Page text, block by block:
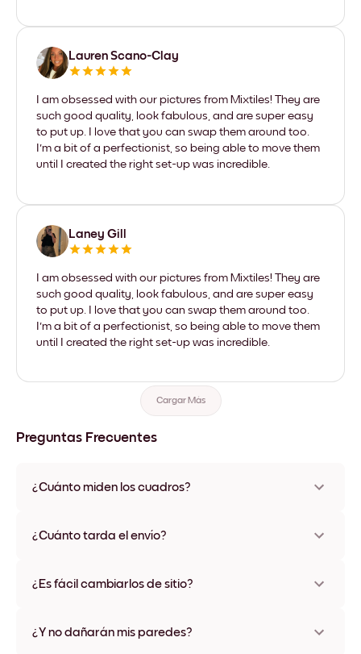
Lauren Scano-Clay
I am obsessed with our pictures from Mixtiles! They are
such good quality, look fabulous, and are super easy
to put up. I love that you can swap them around too.
I'm a bit of a perfectionist, so being able to move them
until I created the right set-up was incredible.
Laney Gill
I am obsessed with our pictures from Mixtiles! They are
such good quality, look fabulous, and are super easy
to put up. I love that you can swap them around too.
I'm a bit of a perfectionist, so being able to move them
until I created the right set-up was incredible.
Cargar Más
Preguntas Frecuentes
¿Cuánto miden los cuadros?
varios materiales y colores de marco, incluidas opciones sin
¿Cuánto tarda el envío?
disponibles en algunos países. Te enviaremos un número de
¿Es fácil cambiarlos de sitio?
ningún daño
¿Y no dañarán mis paredes?